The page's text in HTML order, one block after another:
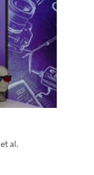
et al.